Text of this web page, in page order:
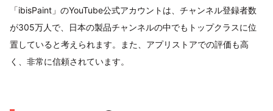
「ibisPaint」のYouTube公式アカウントは、チャンネル登録者数
が305万人で、日本の製品チャンネルの中でもトップクラスに位
置していると考えられます。また、アプリストアでの評価も高
く、非常に信頼されています。